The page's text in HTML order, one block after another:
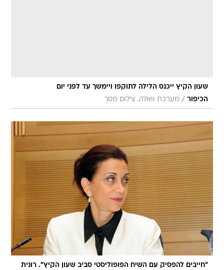
שעון הקיץ ייכנס הלילה לתוקפו ויימשך עד לפני יום
הכיפור / מערכת וואלה, צילום מסך
"חייבים להפסיק עם השיח הפופוליסטי סביב שעון הקיץ". רונית